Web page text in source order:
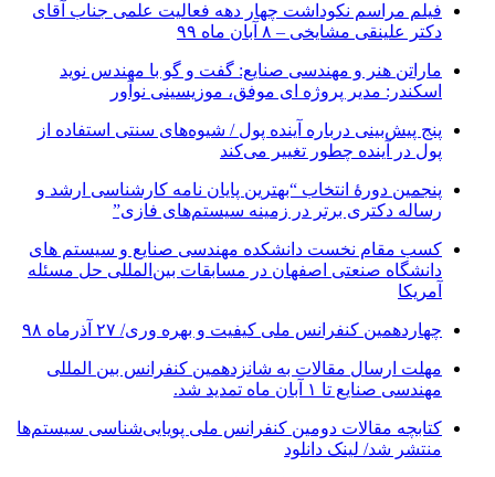
فیلم مراسم نکوداشت چهار دهه فعالیت علمی جناب آقای
دکتر علینقی مشایخی – ۸ آبان ماه ۹۹
ماراتن هنر و مهندسی صنایع: گفت و گو با مهندس نوید
اسکندر: مدیر پروژه ای موفق، موزیسینی نوآور
پنج پیش‌بینی درباره آینده پول / شیوه‌های سنتی استفاده از
پول در آینده چطور تغییر می‌کند
پنجمین دورۀ انتخاب “بهترین پایان ­نامه کارشناسی­ ارشد و
رساله دکتری برتر در زمینه سیستم‌های فازی”
کسب مقام نخست دانشکده مهندسی صنایع و سیستم های
دانشگاه صنعتی اصفهان در مسابقات بین‌المللی حل مسئله
آمریکا
چهاردهمین کنفرانس ملی کیفیت و بهره وری/ ۲۷ آذرماه ۹۸
مهلت ارسال مقالات به شانزدهمین کنفرانس بین المللی
مهندسی صنایع تا ۱ آبان ماه تمدید شد.
کتابچه مقالات دومین کنفرانس ملی پویایی‌شناسی سیستم‌ها
منتشر شد/ لینک دانلود